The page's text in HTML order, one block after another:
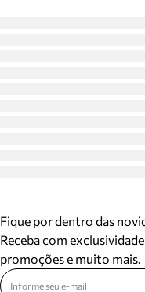
Fique por dentro das
Receba com
promoções e muito mais.